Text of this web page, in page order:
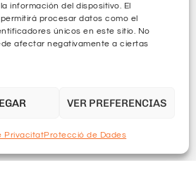
información del dispositivo. El
procesar datos como el
únicos en este sitio. No
afectar negativamente a ciertas
VER PREFERENCIAS
PrivacitatProtecció de Dades